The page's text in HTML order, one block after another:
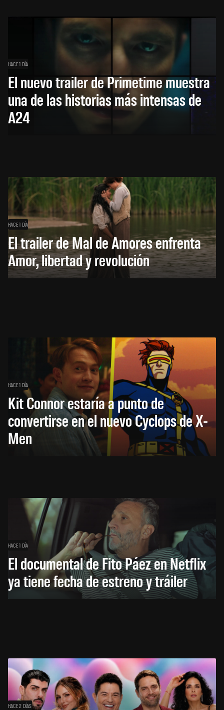
HACE 1 DÍA
El nuevo trailer de Primetime muestra
una de las historias más intensas de
A24
HACE 1 DÍA
El trailer de Mal de Amores enfrenta
Amor, libertad y revolución
HACE 1 DÍA
Kit Connor estaría a punto de
convertirse en el nuevo Cyclops de X-
Men
HACE 1 DÍA
El documental de Fito Páez en Netflix
ya tiene fecha de estreno y tráiler
HACE 2 DÍAS